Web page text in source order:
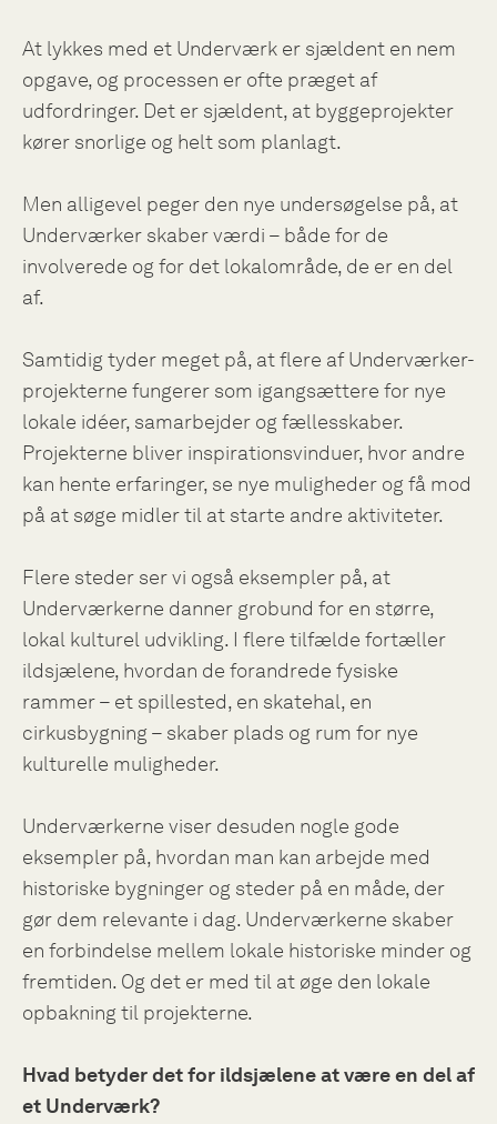
At lykkes med et Underværk er sjældent en nem
opgave, og processen er ofte præget af
udfordringer. Det er sjældent, at byggeprojekter
kører snorlige og helt som planlagt.
Men alligevel peger den nye undersøgelse på, at
Underværker skaber værdi – både for de
involverede og for det lokalområde, de er en del
af.
Samtidig tyder meget på, at flere af Underværker-
projekterne fungerer som igangsættere for nye
lokale idéer, samarbejder og fællesskaber.
Projekterne bliver inspirationsvinduer, hvor andre
kan hente erfaringer, se nye muligheder og få mod
på at søge midler til at starte andre aktiviteter.
Flere steder ser vi også eksempler på, at
Underværkerne danner grobund for en større,
lokal kulturel udvikling. I flere tilfælde fortæller
ildsjælene, hvordan de forandrede fysiske
rammer – et spillested, en skatehal, en
cirkusbygning – skaber plads og rum for nye
kulturelle muligheder.
Underværkerne viser desuden nogle gode
eksempler på, hvordan man kan arbejde med
historiske bygninger og steder på en måde, der
gør dem relevante i dag. Underværkerne skaber
en forbindelse mellem lokale historiske minder og
fremtiden. Og det er med til at øge den lokale
opbakning til projekterne.
Hvad betyder det for ildsjælene at være en del af
et Underværk?